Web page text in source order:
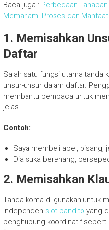
Baca juga : Perbedaan
Memahami Proses dan
1. Memisahkan
Daftar
Salah satu fungsi utama tanda
unsur-unsur dalam daftar.
membantu pembaca untuk
jelas.
Contoh:
Saya membeli apel, pisang,
Dia suka berenang,
2. Memisahkan
Tanda koma di gunakan untuk
independen slot bandito yang
penghubung koordinatif seperti